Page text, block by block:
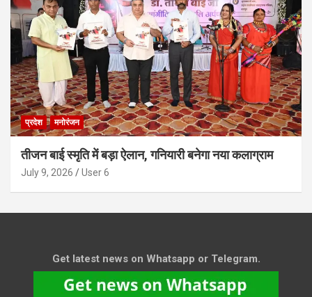
प्रदेश मनोरंजन
तीजन बाई स्मृति में बड़ा ऐलान, गनियारी बनेगा नया कलाग्राम
July 9, 2026 User 6
Get latest news on Whatsapp or Telegram.